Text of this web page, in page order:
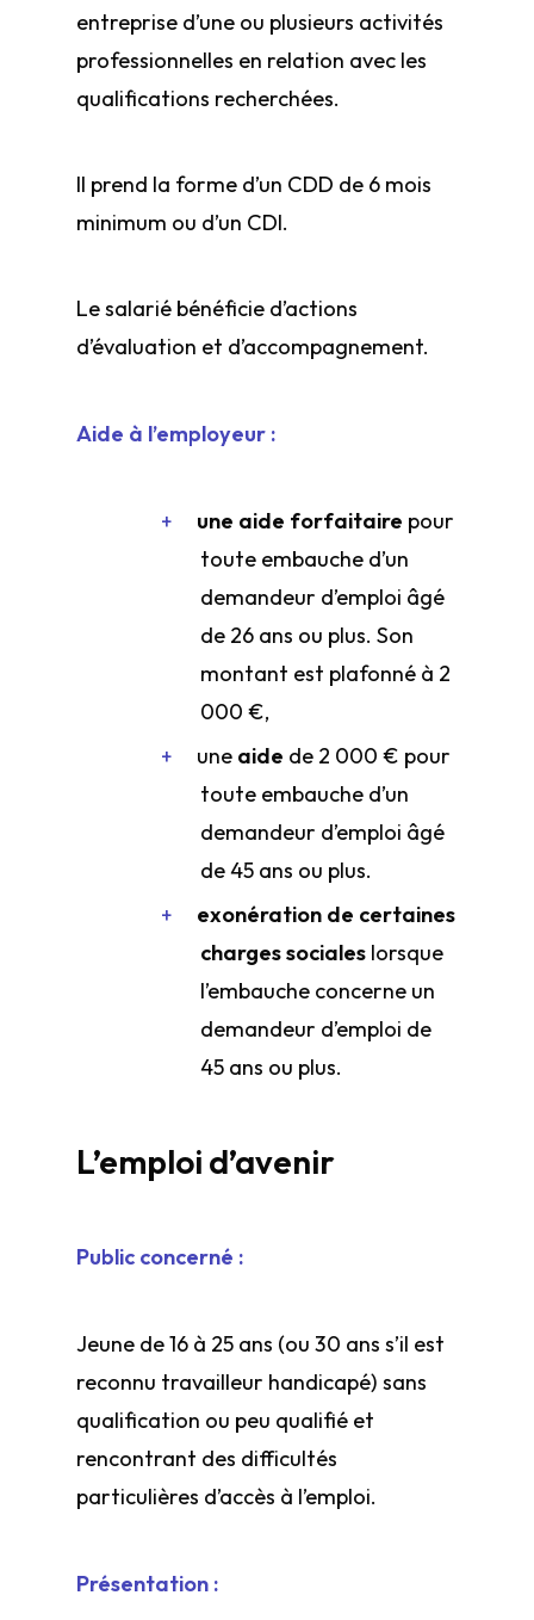
entreprise d’une ou plusieurs activités
professionnelles en relation avec les
qualifications recherchées.
Il prend la forme d’un CDD de 6 mois
minimum ou d’un CDI.
Le salarié bénéficie d’actions
d’évaluation et d’accompagnement.
Aide à l’employeur :
une aide forfaitaire pour
toute embauche d’un
demandeur d’emploi âgé
de 26 ans ou plus. Son
montant est plafonné à 2
000 €,
une aide de 2 000 € pour
toute embauche d’un
demandeur d’emploi âgé
de 45 ans ou plus.
exonération de certaines
charges sociales lorsque
l’embauche concerne un
demandeur d’emploi de
45 ans ou plus.
L’emploi d’avenir
Public concerné :
Jeune de 16 à 25 ans (ou 30 ans s’il est
reconnu travailleur handicapé) sans
qualification ou peu qualifié et
rencontrant des difficultés
particulières d’accès à l’emploi.
Présentation :